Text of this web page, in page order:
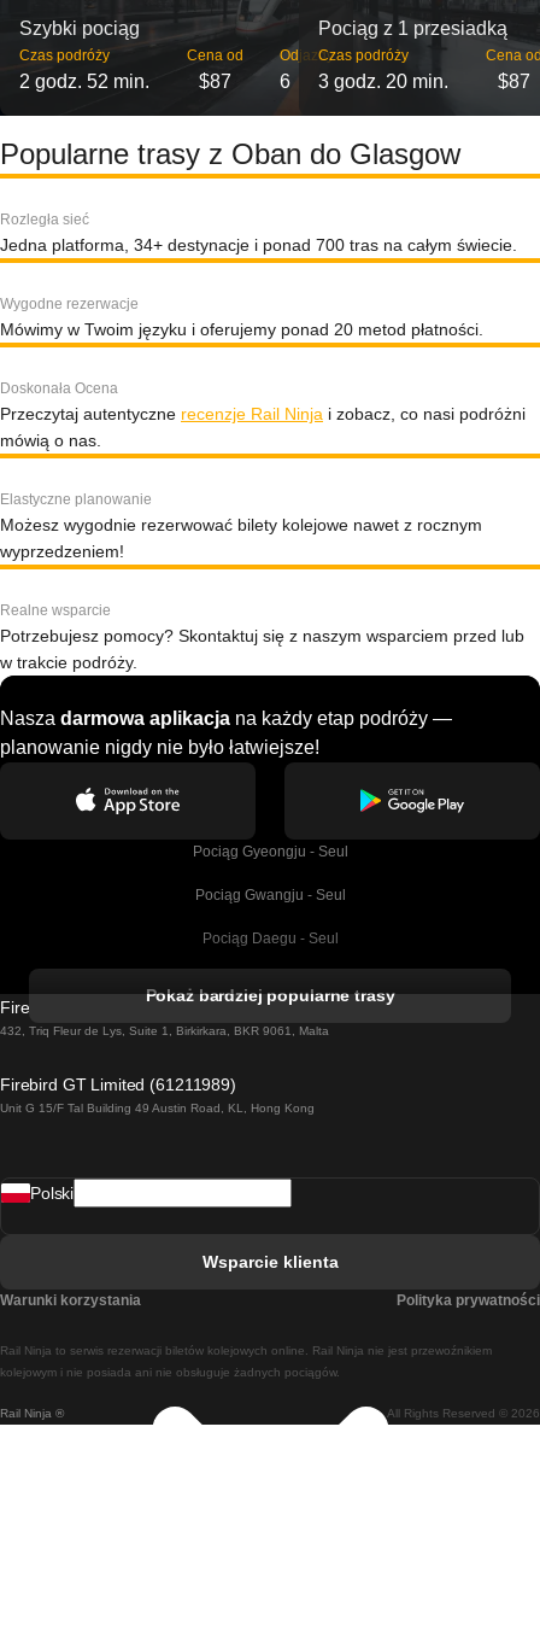
Szybki pociąg
Czas podróży
2 godz. 52 min.
Cena od
$87
Odjazdy
6
Pociąg z 1 przesiadką
Czas podróży
3 godz. 20 min.
Cena
$87
Popularne trasy z Oban do Glasgow
Rozległa sieć
Jedna platforma, 34+ destynacje i ponad 700 tras na całym świecie.
Wygodne rezerwacje
Mówimy w Twoim języku i oferujemy ponad 20 metod płatności.
Doskonała Ocena
Przeczytaj autentyczne recenzje Rail Ninja i zobacz, co nasi podróżni
mówią o nas.
Elastyczne planowanie
Możesz wygodnie rezerwować bilety kolejowe nawet z rocznym
wyprzedzeniem!
Realne wsparcie
Potrzebujesz pomocy? Skontaktuj się z naszym wsparciem przed lub
w trakcie podróży.
Nasza darmowa aplikacja na każdy etap podróży —
planowanie nigdy nie było łatwiejsze!
Pociąg Gyeongju - Seul
Pociąg Gwangju - Seul
Pociąg Daegu - Seul
Pociąg Dublin - Galway
Pociąg Rzym - Neapol
Pociąg Madryt - Lizbona
Pociąg Madryt - Barcelona
Pokaż bardziej popularne trasy
Firebird GT Limited (OC 1451)
432, Triq Fleur de Lys, Suite 1, Birkirkara, BKR 9061, Malta
Firebird GT Limited (61211989)
Unit G 15/F Tal Building 49 Austin Road, KL, Hong Kong
Rail Ninja ® All Rights Reserved © 2026
Rail Ninja to serwis rezerwacji biletów kolejowych online. Rail Ninja nie jest przewoźnikiem
kolejowym i nie posiada ani nie obsługuje żadnych pociągów.
Polski
Wsparcie klienta
Warunki korzystania Polityka prywatności